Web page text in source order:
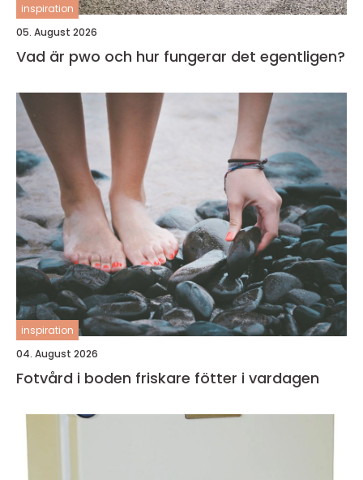
inspiration
05. August 2026
Vad är pwo och hur fungerar det egentligen?
inspiration
04. August 2026
Fotvård i boden friskare fötter i vardagen